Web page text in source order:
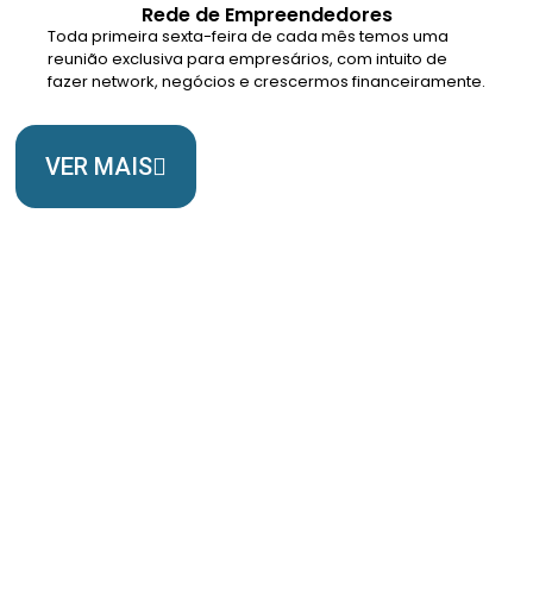
Rede de Empreendedores
Toda primeira sexta-feira de cada mês temos uma
reunião exclusiva para empresários, com intuito de
fazer network, negócios e crescermos financeiramente.
VER MAIS